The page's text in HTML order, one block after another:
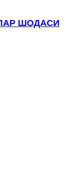
ШОДАСИ